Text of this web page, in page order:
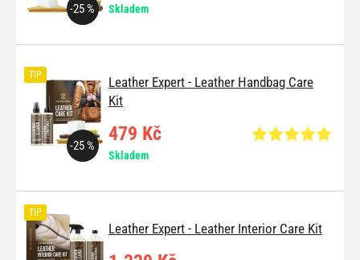
-25 % Skladem
Leather Expert - Leather Handbag Care
Kit
-25 %
TIP
479 Kč
Skladem
Leather Expert - Leather Interior Care Kit
TIP